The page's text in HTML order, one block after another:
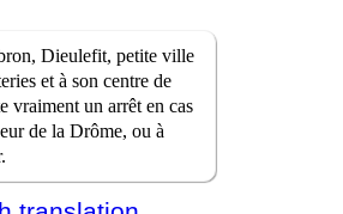
Dieulefit, petite ville
et à son centre de
vraiment un arrêt en cas
de la Drôme, ou à